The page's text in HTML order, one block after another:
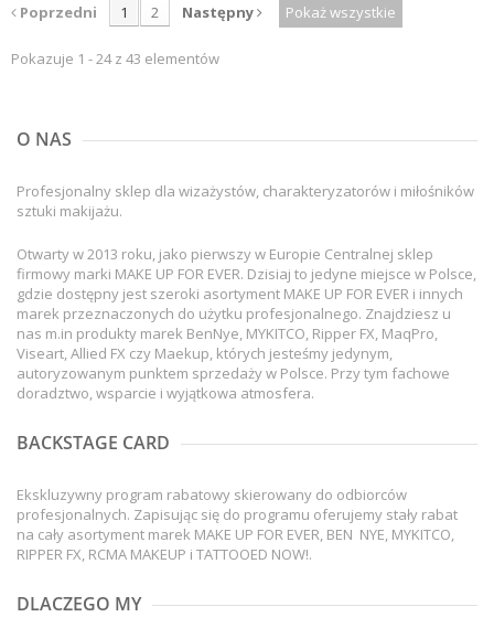
Pokaż wszystkie
Poprzedni 1 2 Następny
Pokazuje 1 - 24 z 43 elementów
O NAS
Profesjonalny sklep dla wizażystów, charakteryzatorów i miłośników
sztuki makijażu.
Otwarty w 2013 roku, jako pierwszy w Europie Centralnej sklep
firmowy marki MAKE UP FOR EVER. Dzisiaj to jedyne miejsce w Polsce,
gdzie dostępny jest szeroki asortyment MAKE UP FOR EVER i innych
marek przeznaczonych do użytku profesjonalnego. Znajdziesz u
nas m.in produkty marek BenNye, MYKITCO, Ripper FX, MaqPro,
Viseart, Allied FX czy Maekup, których jesteśmy jedynym,
autoryzowanym punktem sprzedaży w Polsce. Przy tym fachowe
doradztwo, wsparcie i wyjątkowa atmosfera.
BACKSTAGE CARD
Ekskluzywny program rabatowy skierowany do odbiorców
profesjonalnych. Zapisując się do programu oferujemy stały rabat
na cały asortyment marek MAKE UP FOR EVER, BEN NYE, MYKITCO,
RIPPER FX, RCMA MAKEUP i TATTOOED NOW!.
DLACZEGO MY